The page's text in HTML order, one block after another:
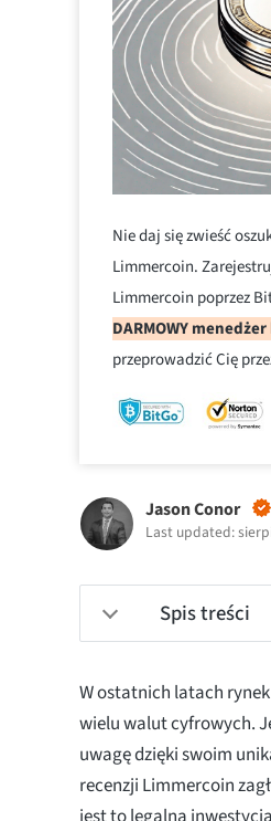
Nie daj się zwieść
Limmercoin.
Limmercoin poprzez
DARMOWY
przeprowadzić Cię
Jason Conor
Last updated:
Spis treści
W ostatnich latach
wielu walut cyfrowych.
uwagę dzięki swoim
recenzji Limmercoin